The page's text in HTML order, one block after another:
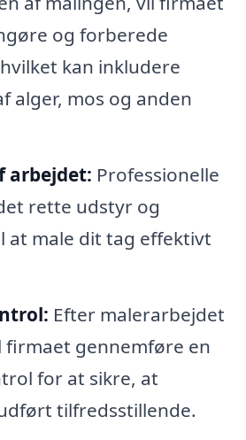
og forberede
kan inkludere
alger, mos og anden
arbejdet: Professionelle
rette udstyr og
at male dit tag effektivt
Efter malerarbejdet
gennemføre en
for at sikre, at
tilfredsstillende.